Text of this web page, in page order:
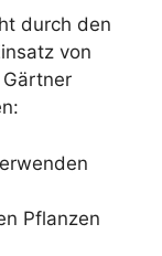
durch den
von
Pflanzen